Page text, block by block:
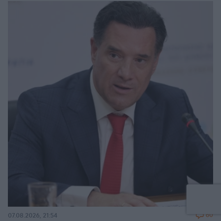
07.08.2026, 21:54 60